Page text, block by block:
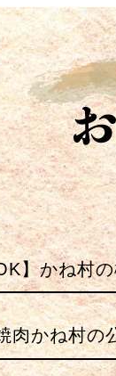
】かね村
肉かね村の